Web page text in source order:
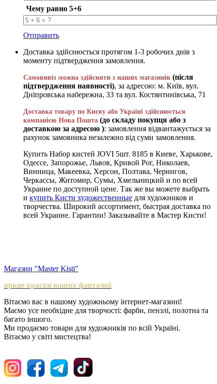
Чему равно 5+6
Отправить
Доставка здійснюється протягом 1-3 робочих днів з
моменту підтвердження замовлення.
Самовивіз можна здійснити з наших магазинів (після
підтвердження наявності), за адресою: м. Київ, вул.
Дніпровська набережна, 33 та вул. Костянтинівська, 71
Доставка товару по Києву або Україні здійснюється
компанією Нова Пошта (до складу покупця або з
доставкою за адресою ): замовлення відвантажується за
рахунок замовника незалежно від суми замовлення.
Купить Набор кистей JOVI 5шт. 8185 в Киеве, Харькове,
Одессе, Запорожье, Львов, Кривой Рог, Николаев,
Винница, Макеевка, Херсон, Полтава, Чернигов,
Черкассы, Житомир, Сумы, Хмельницкий и по всей
Украине по доступной цене. Так же вы можете выбрать
и купить Кисти художественные для художников и
творчества. Широкий ассортимент, быстрая доставка по
всей Украине. Гарантии! Заказывайте в Мастер Кисти!
Магазин "Master Kisti"
яркие краски ваших фантазий
Вітаємо вас в нашому художньому інтернет-магазині!
Маємо усе необхідне для творчості: фарби, пензлі, полотна та
багато іншого.
Ми продаємо товари для художників по всій Україні.
Вітаємо у світі мистецтва!